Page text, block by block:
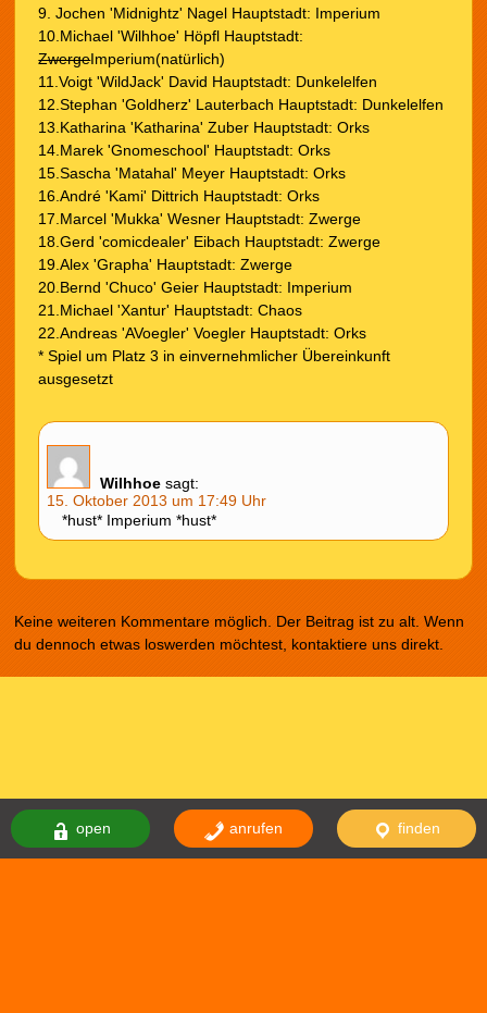
open anrufen finden
9. Jochen 'Midnightz' Nagel Hauptstadt: Imperium
10.Michael 'Wilhhoe' Höpfl Hauptstadt:
ZwergeImperium(natürlich)
11.Voigt 'WildJack' David Hauptstadt: Dunkelelfen
12.Stephan 'Goldherz' Lauterbach Hauptstadt: Dunkelelfen
13.Katharina 'Katharina' Zuber Hauptstadt: Orks
14.Marek 'Gnomeschool' Hauptstadt: Orks
15.Sascha 'Matahal' Meyer Hauptstadt: Orks
16.André 'Kami' Dittrich Hauptstadt: Orks
17.Marcel 'Mukka' Wesner Hauptstadt: Zwerge
18.Gerd 'comicdealer' Eibach Hauptstadt: Zwerge
19.Alex 'Grapha' Hauptstadt: Zwerge
20.Bernd 'Chuco' Geier Hauptstadt: Imperium
21.Michael 'Xantur' Hauptstadt: Chaos
22.Andreas 'AVoegler' Voegler Hauptstadt: Orks
* Spiel um Platz 3 in einvernehmlicher Übereinkunft
ausgesetzt
Wilhhoe sagt:
15. Oktober 2013 um 17:49 Uhr
*hust* Imperium *hust*
Keine weiteren Kommentare möglich. Der Beitrag ist zu alt. Wenn
du dennoch etwas loswerden möchtest, kontaktiere uns direkt.